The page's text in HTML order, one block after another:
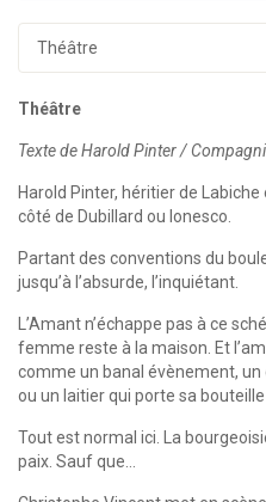
Théâtre
Théâtre
Texte de Harold Pinter /
Harold Pinter, héritier de
côté de Dubillard ou Ionesco.
Partant des conventions du
jusqu’à l’absurde, l’inquiétant.
L’Amant n’échappe pas à ce
femme reste à la maison. Et
comme un banal évènement, un
ou un laitier qui porte sa
Tout est normal ici. La
paix. Sauf que…